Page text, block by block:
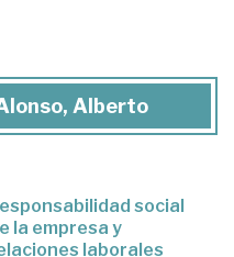
Alberto
social
la empresa y
laborales